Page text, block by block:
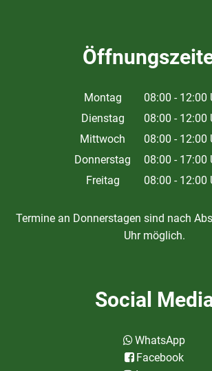
Montag 08:00 - 12:00
Von
Dienstag 08:00 - 12:00
Von
Mittwoch 08:00 - 12:00
Von
Donnerstag 08:00 - 17:00
Von
Freitag 08:00 - 12:00
Termine an Donnerstagen sind nach
Uhr möglich.
Social
WhatsApp
Facebook